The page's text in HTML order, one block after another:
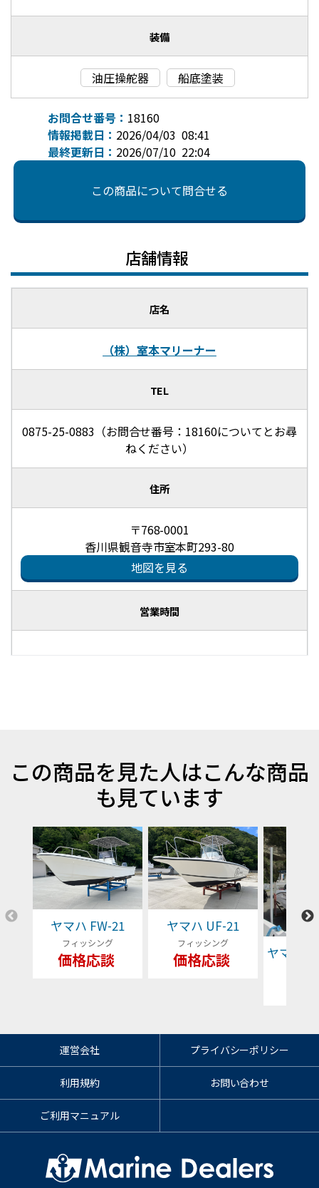
装備
油圧操舵器 船底塗装
お問合せ番号： 18160
情報掲載日： 2026/04/03 08:41
最終更新日： 2026/07/10 22:04
この商品について問合せる
店舗情報
店名
（株）室本マリーナー
TEL
0875-25-0883（お問合せ番号：18160についてとお尋
ねください）
住所
〒768-0001
香川県観音寺市室本町293-80
地図を見る
営業時間
この商品を見た人はこんな商品
も見ています
ヤマハ FW-21
フィッシング
価格応談
ヤマハ UF-21
フィッシング
価格応談 ヤマハ
運営会社 プライバシーポリシー
利用規約 お問い合わせ
ご利用マニュアル